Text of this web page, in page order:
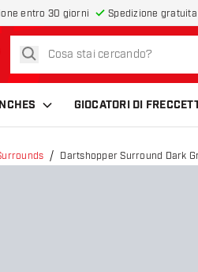
entro 30 giorni Spedizione
page
cerca
GIOCATORI DI
Dartshopper Surround Dark